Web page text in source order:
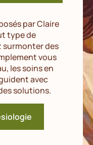
par Claire
type de
surmonter des
vous
les soins en
avec
solutions.